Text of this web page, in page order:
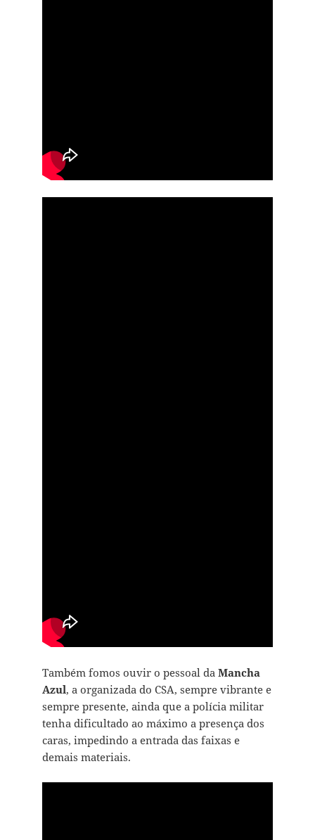
Também fomos ouvir o pessoal da Mancha
Azul, a organizada do CSA, sempre vibrante e
sempre presente, ainda que a polícia militar
tenha dificultado ao máximo a presença dos
caras, impedindo a entrada das faixas e
demais materiais.